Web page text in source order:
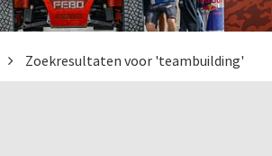
Zoekresultaten voor 'teambuilding'